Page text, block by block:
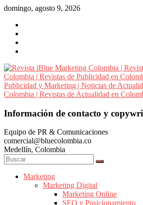
Saltar
contenido
domingo, agosto 9, 2026
Revista
Marketing
Colombia
|
Revistas
Marketing
Información de contacto y
Equipo de PR & Comunicaciones
comercial@bluecolombia.co
Medellín, Colombia
Marketing
Marketing Digital
Marketing Online
SEO y Posicionamiento